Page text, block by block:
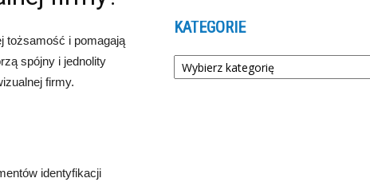
tożsamość i pomagają
spójny i jednolity
firmy.
identyfikacji
KATEGORIE
Kategorie